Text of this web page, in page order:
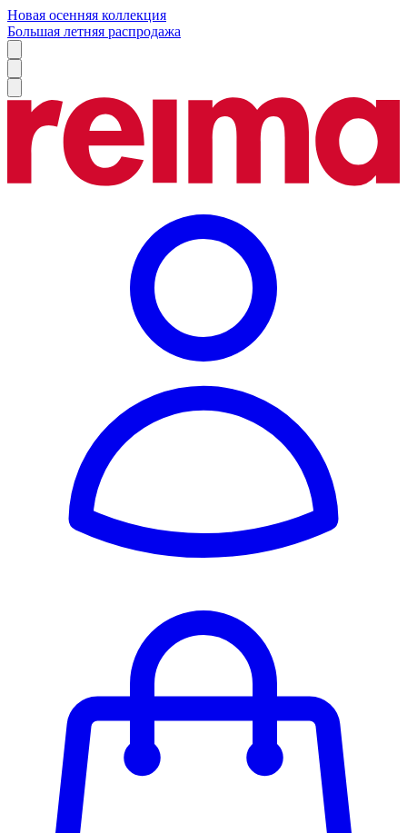
Новая осенняя коллекция
Большая летняя распродажа